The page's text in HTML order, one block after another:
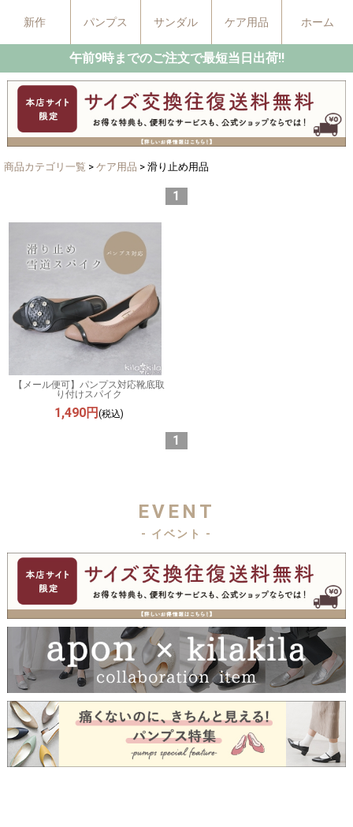
新作 パンプス サンダル ケア用品 ホーム
午前9時までのご注文で最短当日出荷!!
商品カテゴリ一覧 > ケア用品 > 滑り止め用品
1
【メール便可】パンプス対応靴底取
り付けスパイク
1,490円(税込)
1
EVENT
- イベント -